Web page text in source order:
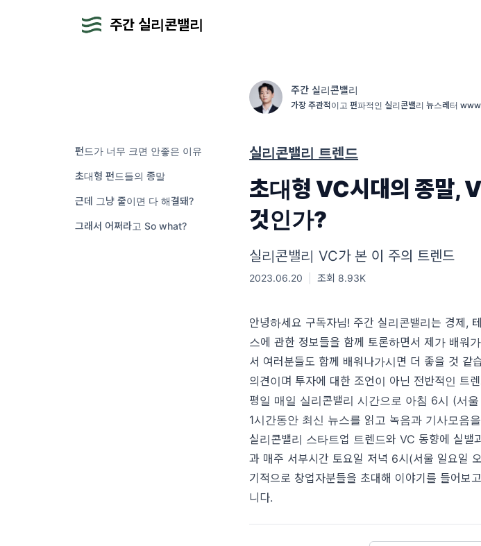
주간 실리콘밸리
펀드가 너무 크면 안좋은 이유
초대형 펀드들의 종말
근데 그냥 줄이면 다 해결돼?
그래서 어쩌라고 So what?
주간 실리콘밸리
가장 주관적이고 편파적인 실리콘밸리 뉴스레터
실리콘밸리 트렌드
초대형 VC시대의 종말,
것인가?
실리콘밸리 VC가 본 이 주의 트렌드
2023.06.20 조회 8.93K
안녕하세요 구독자님! 주간 실리콘밸리는 경제,
스에 관한 정보들을 함께 토론하면서 제가 배워
서 여러분들도 함께 배워나가시면 더 좋을 것 같
의견이며 투자에 대한 조언이 아닌 전반적인 트
평일 매일 실리콘밸리 시간으로 아침 6시 (서
1시간동안 최신 뉴스를 읽고 녹음과 기사모음
실리콘밸리 스타트업 트렌드와 VC 동향에 실밸
과 매주 서부시간 토요일 저녁 6시(서울 일요일
기적으로 창업자분들을 초대해 이야기를 들어보
니다.